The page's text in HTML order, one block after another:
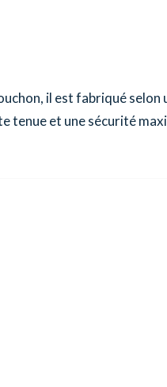
il est fabriqué selon
tenue et une sécurité